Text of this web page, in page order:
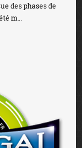
des phases de
m...